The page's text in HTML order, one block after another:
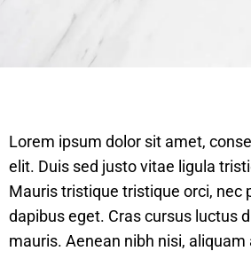
Lorem ipsum dolor sit amet,
elit. Duis sed justo vitae ligula
Mauris tristique tristique orci, nec
dapibus eget. Cras cursus luctus
mauris. Aenean nibh nisi,